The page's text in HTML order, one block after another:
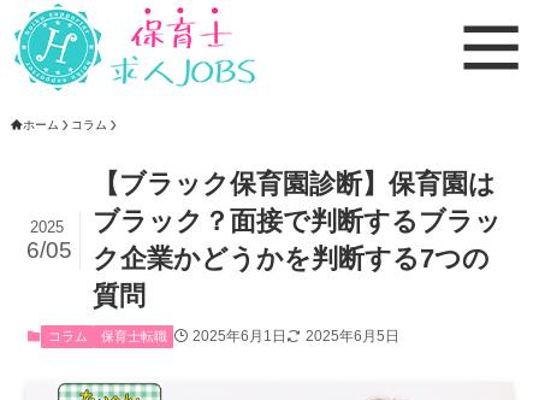
ホーム コラム
【ブラック保育園診断】保育園は
ブラック？面接で判断するブラッ
ク企業かどうかを判断する7つの
質問
2025
6/05
コラム 保育士転職 2025年6月1日 2025年6月5日